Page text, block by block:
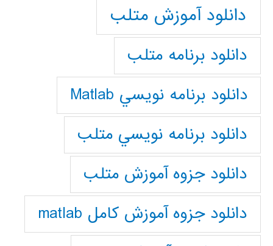
دانلود آموزش متلب
دانلود برنامه متلب
دانلود برنامه نويسي Matlab
دانلود برنامه نويسي متلب
دانلود جزوه آموزش متلب
دانلود جزوه آموزش کامل matlab